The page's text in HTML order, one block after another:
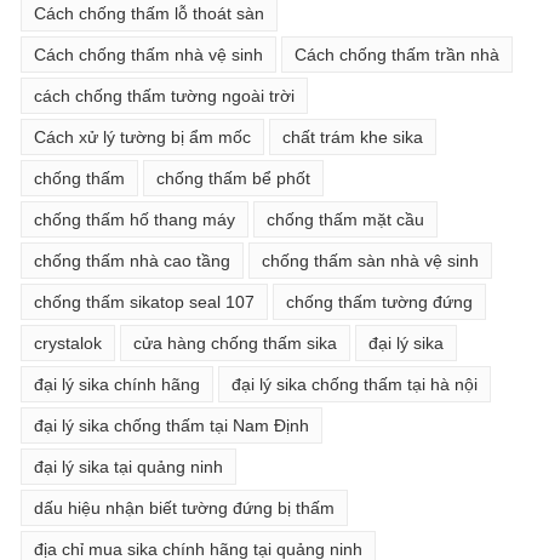
Cách chống thấm lỗ thoát sàn
Cách chống thấm nhà vệ sinh Cách chống thấm trần nhà
cách chống thấm tường ngoài trời
Cách xử lý tường bị ẩm mốc chất trám khe sika
chống thấm chống thấm bể phốt
chống thấm hố thang máy chống thấm mặt cầu
chống thấm nhà cao tầng chống thấm sàn nhà vệ sinh
chống thấm sikatop seal 107 chống thấm tường đứng
crystalok cửa hàng chống thấm sika đại lý sika
đại lý sika chính hãng đại lý sika chống thấm tại hà nội
đại lý sika chống thấm tại Nam Định
đại lý sika tại quảng ninh
dấu hiệu nhận biết tường đứng bị thấm
địa chỉ mua sika chính hãng tại quảng ninh